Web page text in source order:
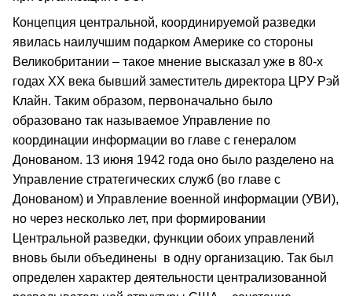
Концепция центральной, координируемой разведки
явилась наилучшим подарком Америке со стороны
Великобритании – такое мнение высказал уже в 80-х
годах ХХ века бывший заместитель директора ЦРУ Рэй
Клайн. Таким образом, первоначально было
образовано так называемое Управление по
координации информации во главе с генералом
Донованом. 13 июня 1942 года оно было разделено на
Управление стратегических служб (во главе с
Донованом) и Управление военной информации (УВИ),
но через несколько лет, при формировании
Центральной разведки, функции обоих управлений
вновь были объединены в одну организацию. Так был
определен характер деятельности централизованной